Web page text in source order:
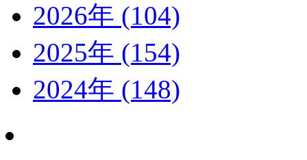
2026年 (104)
2025年 (154)
2024年 (148)